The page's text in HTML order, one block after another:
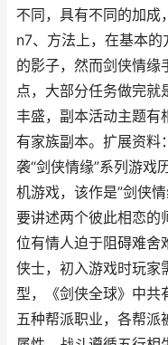
不同，具有不同的加成
n7、方法上，在基本
的影子，然而剑侠情缘
点，大部分任务做完就
丰盛，副本活动主题有
有家族副本。扩展资料
袭“剑侠情缘”系列游戏
机游戏，该作是”剑侠
要讲述两个彼此相恋的
位有情人迫于阻碍难舍
侠士，初入游戏时玩家
型，《剑侠全球》中共
五种帮派职业，各帮派